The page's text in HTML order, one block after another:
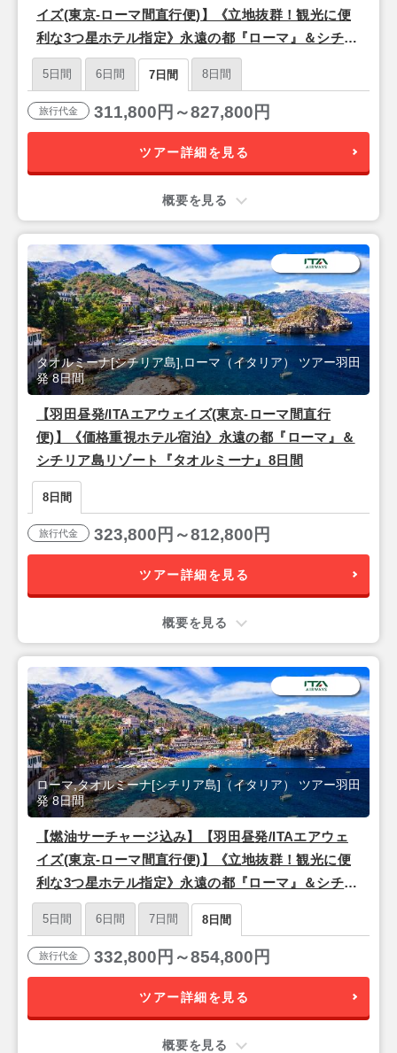
イズ(東京-ローマ間直行便)】《立地抜群！観光に便
利な3つ星ホテル指定》永遠の都『ローマ』＆シチリ
ア島リゾート『タオルミーナ』7日間
5日間 6日間 7日間 8日間
旅行代金 311,800円～827,800円
ツアー詳細を見る
概要を見る
【羽田昼発/ITAエアウェイズ(東京-ローマ間直行
便)】《価格重視ホテル宿泊》永遠の都『ローマ』＆
シチリア島リゾート『タオルミーナ』8日間
タオルミーナ[シチリア島],ローマ（イタリア） ツアー羽田
発 8日間
8日間
旅行代金 323,800円～812,800円
ツアー詳細を見る
概要を見る
【燃油サーチャージ込み】【羽田昼発/ITAエアウェ
イズ(東京-ローマ間直行便)】《立地抜群！観光に便
利な3つ星ホテル指定》永遠の都『ローマ』＆シチリ
ア島リゾート『タオルミーナ』8日間
ローマ,タオルミーナ[シチリア島]（イタリア） ツアー羽田
発 8日間
5日間 6日間 7日間 8日間
旅行代金 332,800円～854,800円
ツアー詳細を見る
概要を見る